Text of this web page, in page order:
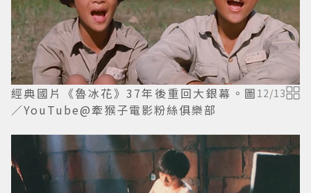
經典國片《魯冰花》37年後重回大銀幕。圖
／YouTube@牽猴子電影粉絲俱樂部
12/13